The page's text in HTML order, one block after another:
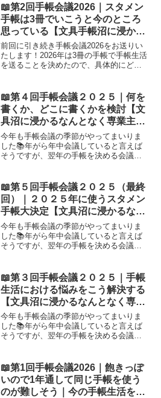
📖第2回手帳会議2026｜スタメン
手帳は3冊でいこうと今のところ
思っている【文具手帳沼に浸かる
ゆるゆる主婦の手帳生活】
前回に引き続き手帳会議2026をお送りい
たします！2026年は3冊の手帳で手帳生活
を送ることを決めたので、具体的にどの
📖第４回手帳会議２０２５｜何を
書くか、どこに書くかを検討【文
具沼に浸かるなんとなく専業主婦
の手帳生活】
今年も手帳会議の季節がやってまいりま
した📚年がら年中会議していると言えば
そうですが、翌年の手帳を決める会議は
会議をお伝えいたします。参考にしてい
ただけたら喜びです🍀
📖第５回手帳会議２０２５（最終
回）｜２０２５年に使うスタメン
手帳大決定【文具沼に浸かるなん
となく専業主婦の手帳生活】
今年も手帳会議の季節がやってまいりま
した📚年がら年中会議していると言えば
そうですが、翌年の手帳を決める会議は
会議をお伝えいたします。参考にしてい
ただけたら喜びです🍀
📖第３回手帳会議２０２５｜手帳
生活における悩みをこう解決する
【文具沼に浸かるなんとなく専業
主婦の手帳生活】
今年も手帳会議の季節がやってまいりま
した📚年がら年中会議していると言えば
そうですが、翌年の手帳を決める会議は
会議をお伝えいたします。参考にしてい
ただけたら喜びです🍀
📖第1回手帳会議2026｜飽きっぽ
いので1年通して同じ手帳を使う
のが難しそう｜今の手帳生活を見